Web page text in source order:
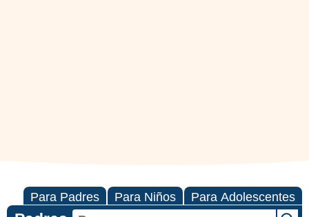
Para Padres Para Niños Para Adolescentes